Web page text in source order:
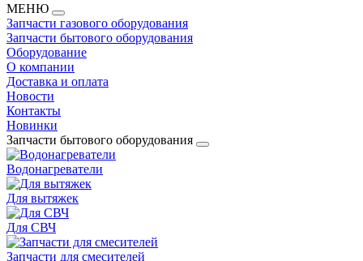
МЕНЮ
Запчасти газового оборудования
Запчасти бытового оборудования
Оборудование
О компании
Доставка и оплата
Новости
Контакты
Новинки
Запчасти бытового оборудования
Водонагреватели
Для вытяжек
Для СВЧ
Запчасти для смесителей